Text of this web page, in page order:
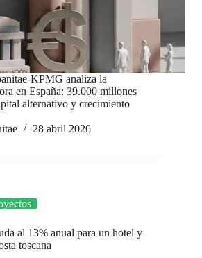
KPMG analiza la
en España: 39.000 millones
alternativo y crecimiento
28 abril 2026
al 13% anual para un hotel y
toscana